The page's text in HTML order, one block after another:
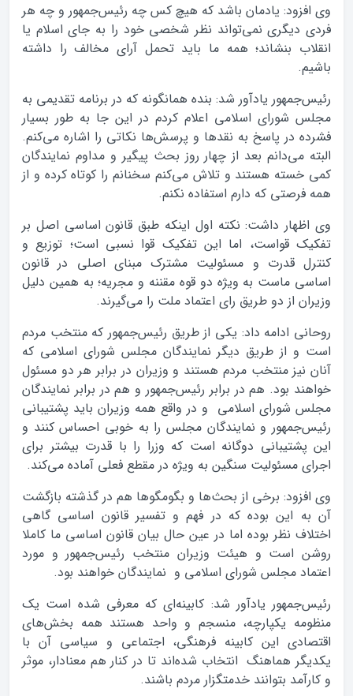
وی افزود:‌ یادمان باشد که هیچ کس چه رئیس‌جمهور و چه هر
فردی دیگری نمی‌تواند نظر شخصی خود را به جای اسلام یا
انقلاب بنشاند؛ همه ما باید تحمل آرای مخالف را داشته
باشیم.
رئیس‌جمهور یادآور شد: بنده همانگونه که در برنامه تقدیمی به
مجلس شورای اسلامی اعلام کردم در این جا به طور بسیار
فشرده در پاسخ به نقدها و پرسش‌ها نکاتی را اشاره می‌کنم.
البته می‌دانم بعد از چهار روز بحث پیگیر و مداوم نمایندگان
کمی خسته هستند و تلاش می‌کنم سخنانم را کوتاه کرده و از
همه فرصتی که دارم استفاده نکنم.
وی اظهار داشت:‌ نکته اول اینکه طبق قانون اساسی اصل بر
تفکیک قواست، اما این تفکیک قوا نسبی است؛ توزیع و
کنترل قدرت و مسئولیت مشترک مبنای اصلی در قانون
اساسی ماست به ویژه دو قوه مقننه و مجریه؛ به همین دلیل
وزیران از دو طریق رای اعتماد ملت را می‌گیرند.
روحانی ادامه داد: یکی از طریق رئیس‌جمهور که منتخب مردم
است و از طریق دیگر نمایندگان مجلس شورای اسلامی که
آنان نیز منتخب مردم هستند و وزیران در برابر هر دو مسئول
خواهند بود. هم در برابر رئیس‌جمهور و هم در برابر نمایندگان
مجلس شورای اسلامی و در واقع همه وزیران باید پشتیبانی
رئیس‌جمهور و نمایندگان مجلس را به خوبی احساس کنند و
این پشتیبانی دوگانه است که وزرا را با قدرت بیشتر برای
اجرای مسئولیت سنگین به ویژه در مقطع فعلی آماده می‌کند.
وی افزود: برخی از بحث‌ها و بگومگوها هم در گذشته بازگشت
آن به این بوده که در فهم و تفسیر قانون اساسی گاهی
اختلاف نظر بوده اما در عین حال بیان قانون اساسی ما کاملا
روشن است و هیئت وزیران منتخب رئیس‌جمهور و مورد
اعتماد مجلس شورای اسلامی و نمایندگان خواهند بود.
رئیس‌جمهور یادآور شد: کابینه‌ای که معرفی شده است یک
منظومه یکپارچه‌، منسجم و واحد هستند همه بخش‌های
اقتصادی این کابینه فرهنگی، اجتماعی و سیاسی آن با
یکدیگر هماهنگ انتخاب شده‌‌اند تا در کنار هم معنادار، موثر
و کارآمد بتوانند خدمتگزار مردم باشند.